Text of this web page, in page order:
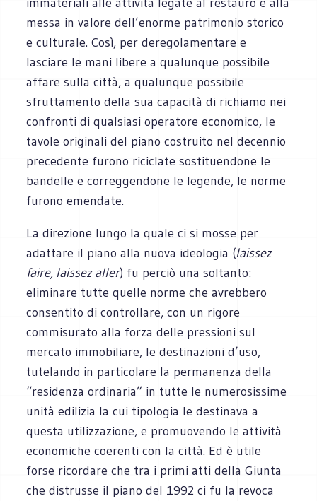
messa in valore dell’enorme patrimonio storico
e culturale. Così, per deregolamentare e
lasciare le mani libere a qualunque possibile
affare sulla città, a qualunque possibile
sfruttamento della sua capacità di richiamo nei
confronti di qualsiasi operatore economico, le
tavole originali del piano costruito nel decennio
precedente furono riciclate sostituendone le
bandelle e correggendone le legende, le norme
furono emendate.
La direzione lungo la quale ci si mosse per
adattare il piano alla nuova ideologia (laissez
faire, laissez aller) fu perciò una soltanto:
eliminare tutte quelle norme che avrebbero
consentito di controllare, con un rigore
commisurato alla forza delle pressioni sul
mercato immobiliare, le destinazioni d’uso,
tutelando in particolare la permanenza della
“residenza ordinaria” in tutte le numerosissime
unità edilizia la cui tipologia le destinava a
questa utilizzazione, e promuovendo le attività
economiche coerenti con la città. Ed è utile
forse ricordare che tra i primi atti della Giunta
che distrusse il piano del 1992 ci fu la revoca